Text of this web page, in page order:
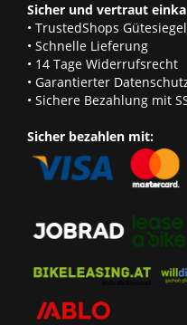
Sicher und vertraut
• TrustedShops Gütesiegel
• Schnelle Lieferung
• 14 Tage Widerrufsrecht
• Garantierter
• Sichere Bezahlung mit
Sicher bezahlen mit: